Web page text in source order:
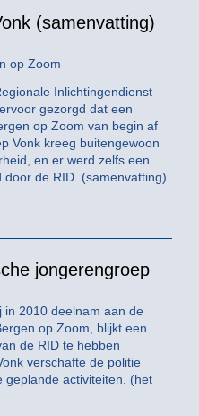
(samenvatting)
op Zoom
Inlichtingendienst
gezorgd dat een
op Zoom van begin af
Vonk kreeg buitengewoon
en er werd zelfs een
de RID. (samenvatting)
jongerengroep
in 2010 deelnam aan de
op Zoom, blijkt een
de RID te hebben
verschafte de politie
geplande activiteiten. (het